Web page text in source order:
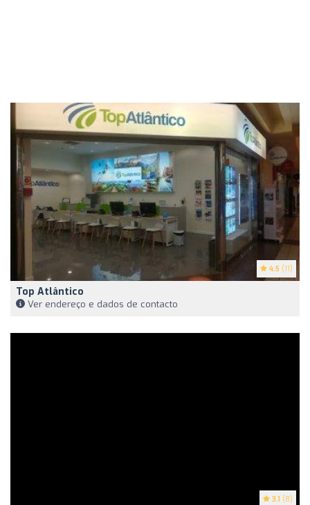
4.5 (11)
Top Atlântico
Ver endereço e dados de contacto
3.1 (8)